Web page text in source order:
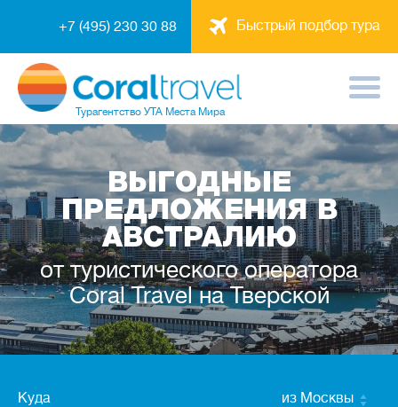
Быстрый подбор тура
+7 (495) 230 30 88
Турагентство УТА Места Мира
ВЫГОДНЫЕ
ПРЕДЛОЖЕНИЯ В
АВСТРАЛИЮ
от туристического оператора
Coral Travel на Тверской
Куда из Москвы